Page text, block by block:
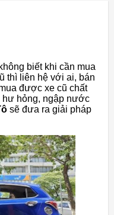
biết khi cần mua
thì liên hệ với ai, bán
được xe cũ chất
hư hỏng, ngập nước
sẽ đưa ra giải pháp